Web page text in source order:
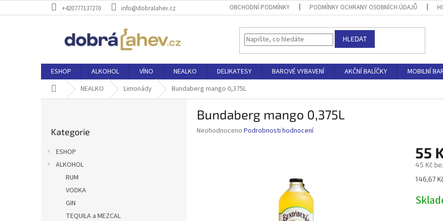
na
+420777137270 info@dobralahev.cz OBCHODNÍ PODMÍNKY PODMÍNKY OCHRANY OSOBNÍCH ÚDAJŮ
HLEDAT
ESHOP ALKOHOL VÍNO NEALKO DELIKATESY BAROVÉ VYBAVENÍ AKČNÍ BALÍČKY MOBILNÍ
Domů NEALKO Limonády Bundaberg mango 0,375L
kategorie
Kategorie
ESHOP
ALKOHOL
RUM
VODKA
GIN
TEQUILA a MEZCAL
Bundaberg mango 0,375L
Průměrné
Neohodnoceno Podrobnosti hodnocení
55
45 Kč
Měrná
146,67